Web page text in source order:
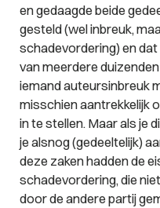
en gedaagde beide
gesteld (wel inbreuk,
schadevordering) en
van meerdere
iemand auteursinbreuk
misschien aantrekkelijk
in te stellen. Maar als je
je alsnog (gedeeltelijk)
deze zaken hadden de
schadevordering, die
door de andere partij